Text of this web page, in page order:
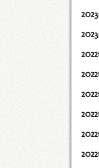
2022
2022